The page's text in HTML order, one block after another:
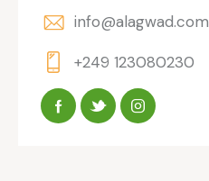
info@alagwad.com
+249 123080230